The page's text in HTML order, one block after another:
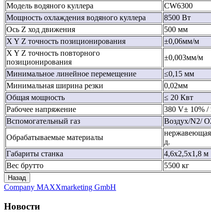
Модель водяного куллера
CW6300
Мощность охлаждения водяного куллера
8500 Вт
Ось Z ход движения
500 мм
X Y Z точность позиционирования
±0,06мм/м
X Y Z точность повторного
позиционирования
±0,003мм/м
Минимальное линейное перемещение
≤0,15 мм
Минимальная ширина резки
0,02мм
Общая мощность
≤ 20 Квт
Рабочее напряжение
380 V± 10% /
Вспомогательный газ
Воздух/N2/
Обрабатываемые материалы
нержавеющая
д.
Габариты станка
4,6х2,5х1,8 м
Вес брутто
5500 кг
Company MAXXmarketing GmbH
Новости